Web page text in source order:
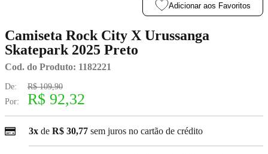
Adicionar aos Favoritos
Camiseta Rock City X Urussanga
Skatepark 2025 Preto
Cod. do Produto: 1182221
De:
R$ 109,90
Por:
R$ 92,32
3x de R$ 30,77 sem juros no cartão de crédito